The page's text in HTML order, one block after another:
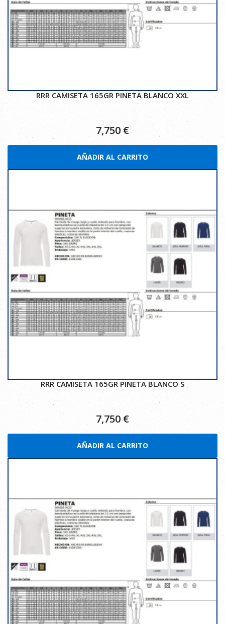
RRR CAMISETA 165GR PINETA BLANCO XXL
7,750 €
AÑADIR AL CARRITO
RRR CAMISETA 165GR PINETA BLANCO S
7,750 €
AÑADIR AL CARRITO